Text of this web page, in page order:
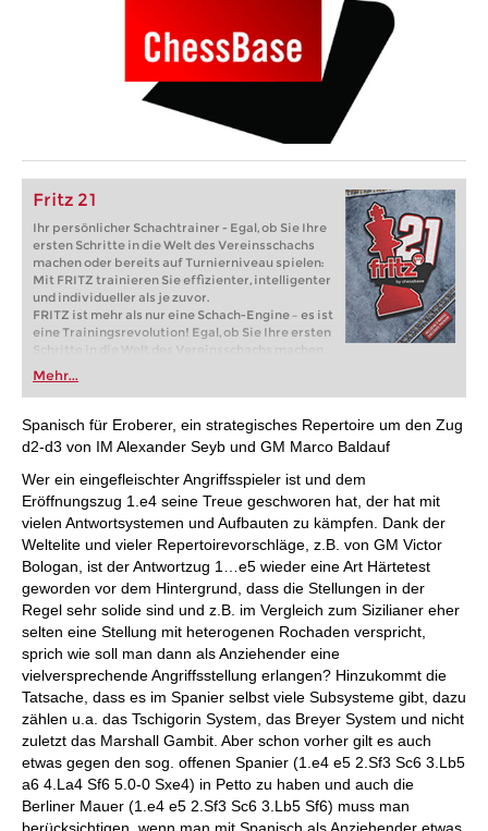
Fritz 21
Ihr persönlicher Schachtrainer - Egal, ob Sie Ihre
ersten Schritte in die Welt des Vereinsschachs
machen oder bereits auf Turnierniveau spielen:
Mit FRITZ trainieren Sie effizienter, intelligenter
und individueller als je zuvor.
FRITZ ist mehr als nur eine Schach-Engine – es ist
eine Trainingsrevolution! Egal, ob Sie Ihre ersten
Schritte in die Welt des Vereinsschachs machen
oder bereits auf Turnierniveau spielen: Mit
FRITZ trainieren Sie effizienter, intelligenter und
individueller als je zuvor.
Mehr...
Spanisch für Eroberer, ein strategisches Repertoire um den Zug
d2-d3 von IM Alexander Seyb und GM Marco Baldauf
Wer ein eingefleischter Angriffsspieler ist und dem
Eröffnungszug 1.e4 seine Treue geschworen hat, der hat mit
vielen Antwortsystemen und Aufbauten zu kämpfen. Dank der
Weltelite und vieler Repertoirevorschläge, z.B. von GM Victor
Bologan, ist der Antwortzug 1…e5 wieder eine Art Härtetest
geworden vor dem Hintergrund, dass die Stellungen in der
Regel sehr solide sind und z.B. im Vergleich zum Sizilianer eher
selten eine Stellung mit heterogenen Rochaden verspricht,
sprich wie soll man dann als Anziehender eine
vielversprechende Angriffsstellung erlangen? Hinzukommt die
Tatsache, dass es im Spanier selbst viele Subsysteme gibt, dazu
zählen u.a. das Tschigorin System, das Breyer System und nicht
zuletzt das Marshall Gambit. Aber schon vorher gilt es auch
etwas gegen den sog. offenen Spanier (1.e4 e5 2.Sf3 Sc6 3.Lb5
a6 4.La4 Sf6 5.0-0 Sxe4) in Petto zu haben und auch die
Berliner Mauer (1.e4 e5 2.Sf3 Sc6 3.Lb5 Sf6) muss man